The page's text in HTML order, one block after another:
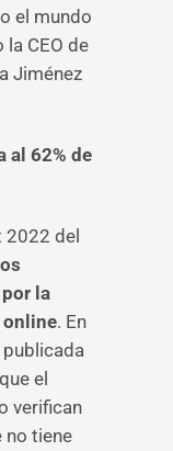
el mundo
la CEO de
Jiménez
al 62% de
2022 del
la
. En
publicada
el
verifican
no tiene